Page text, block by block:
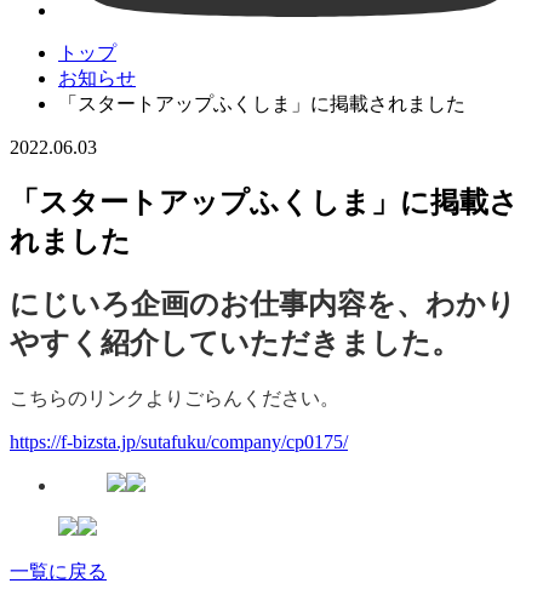
トップ
お知らせ
「スタートアップふくしま」に掲載されました
2022.06.03
「スタートアップふくしま」に掲載さ
れました
にじいろ企画のお仕事内容を、わかり
やすく紹介していただきました。
こちらのリンクよりごらんください。
https://f-bizsta.jp/sutafuku/company/cp0175/
一覧に戻る